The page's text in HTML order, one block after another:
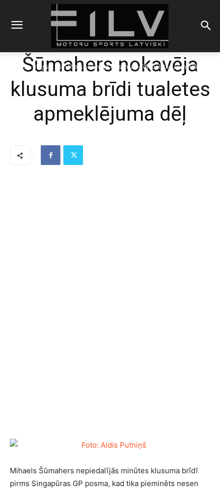
Sākums Blogs
Šūmahers nokavēja klusuma brīdi tualetes apmeklējuma
Šūmahers nokavēja
klusuma brīdi tualetes
apmeklējuma dēļ
Mihaels Šūmahers nepiedalījās minūtes klusuma brīdī
pirms Singapūras GP posma, kad tika pieminēts nesen